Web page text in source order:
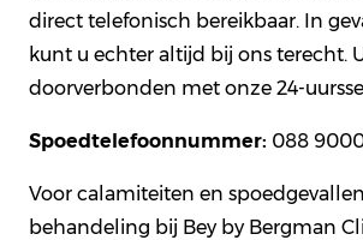
direct telefonisch bereikbaar. In
kunt u echter altijd bij ons terecht.
doorverbonden met onze 24-
Spoedtelefoonnummer: 088
Voor calamiteiten en
behandeling bij Bey by Bergman